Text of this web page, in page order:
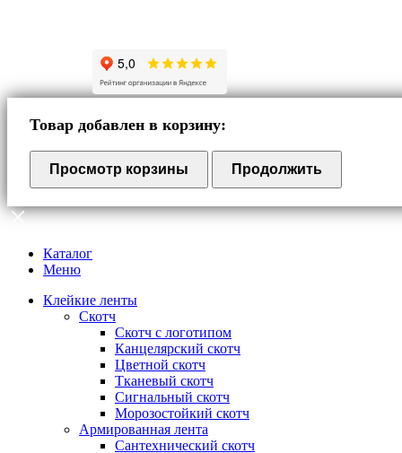
Товар добавлен в корзину:
Просмотр корзины Продолжить
Каталог
Меню
Клейкие ленты
Скотч
Скотч с логотипом
Канцелярский скотч
Цветной скотч
Тканевый скотч
Сигнальный скотч
Морозостойкий скотч
Армированная лента
Сантехнический скотч